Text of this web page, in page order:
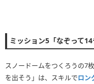
ミッション5「なぞって
スノードームをつくろうの7
を出そう」は、スキルでロン